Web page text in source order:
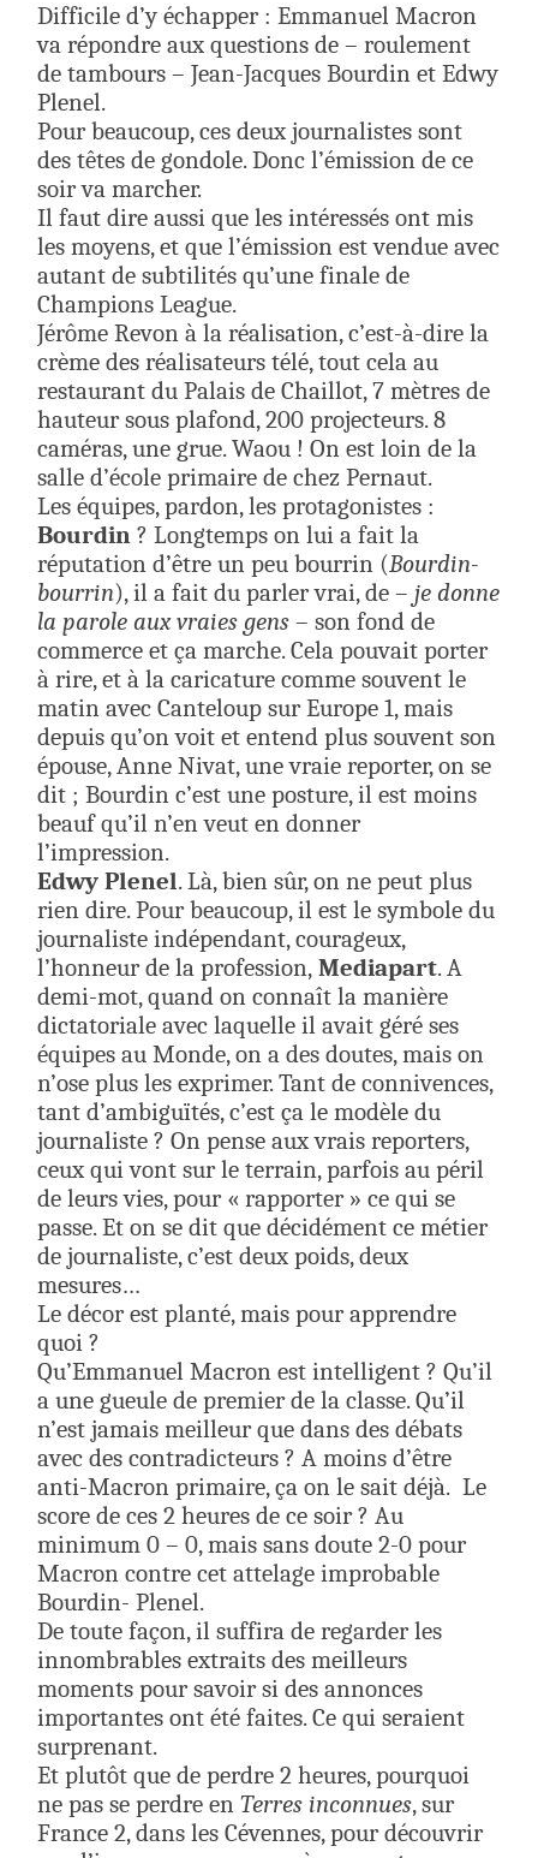
Difficile d’y échapper : Emmanuel Macron
va répondre aux questions de – roulement
de tambours – Jean-Jacques Bourdin et Edwy
Plenel.
Pour beaucoup, ces deux journalistes sont
des têtes de gondole. Donc l’émission de ce
soir va marcher.
Il faut dire aussi que les intéressés ont mis
les moyens, et que l’émission est vendue avec
autant de subtilités qu’une finale de
Champions League.
Jérôme Revon à la réalisation, c’est-à-dire la
crème des réalisateurs télé, tout cela au
restaurant du Palais de Chaillot, 7 mètres de
hauteur sous plafond, 200 projecteurs. 8
caméras, une grue. Waou ! On est loin de la
salle d’école primaire de chez Pernaut.
Les équipes, pardon, les protagonistes :
Bourdin ? Longtemps on lui a fait la
réputation d’être un peu bourrin (Bourdin-
bourrin), il a fait du parler vrai, de – je donne
la parole aux vraies gens– son fond de
commerce et ça marche. Cela pouvait porter
à rire, et à la caricature comme souvent le
matin avec Canteloup sur Europe 1, mais
depuis qu’on voit et entend plus souvent son
épouse, Anne Nivat, une vraie reporter, on se
dit ; Bourdin c’est une posture, il est moins
beauf qu’il n’en veut en donner
l’impression.
Edwy Plenel. Là, bien sûr, on ne peut plus
rien dire. Pour beaucoup, il est le symbole du
journaliste indépendant, courageux,
l’honneur de la profession,Mediapart. A
demi-mot, quand on connaît la manière
dictatoriale avec laquelle il avait géré ses
équipes au Monde, on a des doutes, mais on
n’ose plus les exprimer. Tant de connivences,
tant d’ambiguïtés, c’est ça le modèle du
journaliste ? On pense aux vrais reporters,
ceux qui vont sur le terrain, parfois au péril
de leurs vies, pour « rapporter » ce qui se
passe. Et on se dit que décidément ce métier
de journaliste, c’est deux poids, deux
mesures…
Le décor est planté, mais pour apprendre
quoi ?
Qu’Emmanuel Macron est intelligent ? Qu’il
a une gueule de premier de la classe. Qu’il
n’est jamais meilleur que dans des débats
avec des contradicteurs ? A moins d’être
anti-Macron primaire, ça on le sait déjà. Le
score de ces 2 heures de ce soir ? Au
minimum 0 – 0, mais sans doute 2-0 pour
Macron contre cet attelage improbable
Bourdin- Plenel.
De toute façon, il suffira de regarder les
innombrables extraits des meilleurs
moments pour savoir si des annonces
importantes ont été faites. Ce qui seraient
surprenant.
Et plutôt que de perdre 2 heures, pourquoi
ne pas se perdre enTerres inconnues, sur
France 2, dans les Cévennes, pour découvrir